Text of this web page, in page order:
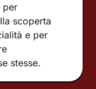
per
scoperta
e per
stesse.